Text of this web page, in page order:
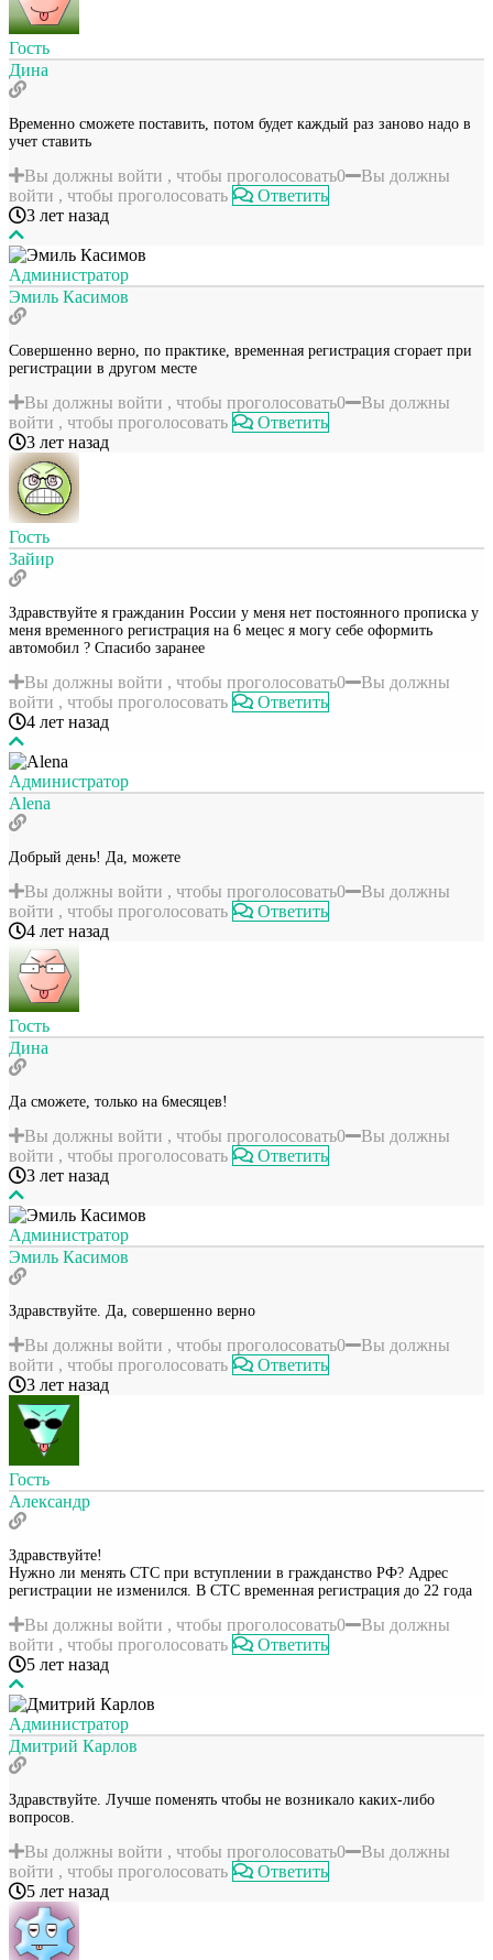
Гость
Дина
Временно сможете поставить, потом будет каждый раз заново надо в
учет ставить
Вы должны войти , чтобы проголосовать0
Вы должны
войти , чтобы проголосовать
Ответить
3 лет назад
Администратор
Эмиль Касимов
Совершенно верно, по практике, временная регистрация сгорает при
регистрации в другом месте
Вы должны войти , чтобы проголосовать0
Вы должны
войти , чтобы проголосовать
Ответить
3 лет назад
Гость
Зайир
Здравствуйте я гражданин России у меня нет постоянного прописка у
меня временного регистрация на 6 мецес я могу себе оформить
автомобил ? Спасибо заранее
Вы должны войти , чтобы проголосовать0
Вы должны
войти , чтобы проголосовать
Ответить
4 лет назад
Администратор
Alena
Добрый день! Да, можете
Вы должны войти , чтобы проголосовать0
Вы должны
войти , чтобы проголосовать
Ответить
4 лет назад
Гость
Дина
Да сможете, только на 6месяцев!
Вы должны войти , чтобы проголосовать0
Вы должны
войти , чтобы проголосовать
Ответить
3 лет назад
Администратор
Эмиль Касимов
Здравствуйте. Да, совершенно верно
Вы должны войти , чтобы проголосовать0
Вы должны
войти , чтобы проголосовать
Ответить
3 лет назад
Гость
Александр
Здравствуйте!
Нужно ли менять СТС при вступлении в гражданство РФ? Адрес
регистрации не изменился. В СТС временная регистрация до 22 года
Вы должны войти , чтобы проголосовать0
Вы должны
войти , чтобы проголосовать
Ответить
5 лет назад
Администратор
Дмитрий Карлов
Здравствуйте. Лучше поменять чтобы не возникало каких-либо
вопросов.
Вы должны войти , чтобы проголосовать0
Вы должны
войти , чтобы проголосовать
Ответить
5 лет назад